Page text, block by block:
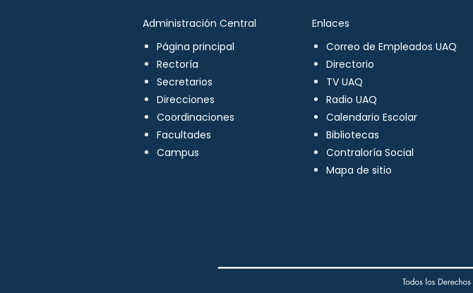
Administración Central
Página principal
Rectoría
Secretarios
Direcciones
Coordinaciones
Facultades
Campus
Enlaces
Correo de Empleados UAQ
Directorio
TV UAQ
Radio UAQ
Calendario Escolar
Bibliotecas
Contraloría Social
Mapa de sitio